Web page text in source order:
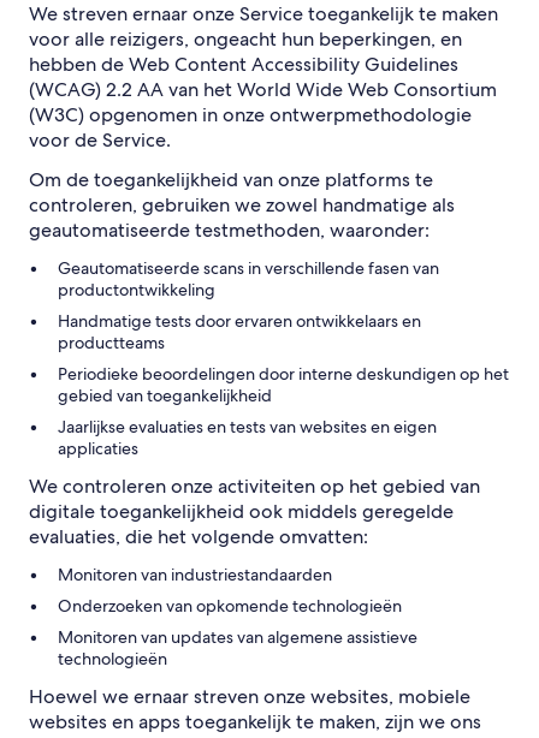
We streven ernaar onze Service toegankelijk te maken
voor alle reizigers, ongeacht hun beperkingen, en
hebben de Web Content Accessibility Guidelines
(WCAG) 2.2 AA van het World Wide Web Consortium
(W3C) opgenomen in onze ontwerpmethodologie
voor de Service.
Om de toegankelijkheid van onze platforms te
controleren, gebruiken we zowel handmatige als
geautomatiseerde testmethoden, waaronder:
Geautomatiseerde scans in verschillende fasen van
productontwikkeling
Handmatige tests door ervaren ontwikkelaars en
productteams
Periodieke beoordelingen door interne deskundigen op het
gebied van toegankelijkheid
Jaarlijkse evaluaties en tests van websites en eigen
applicaties
We controleren onze activiteiten op het gebied van
digitale toegankelijkheid ook middels geregelde
evaluaties, die het volgende omvatten:
Monitoren van industriestandaarden
Onderzoeken van opkomende technologieën
Monitoren van updates van algemene assistieve
technologieën
Hoewel we ernaar streven onze websites, mobiele
websites en apps toegankelijk te maken, zijn we ons